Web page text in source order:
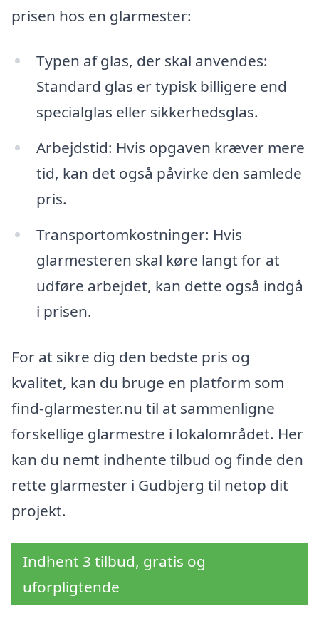
prisen hos en glarmester:
Typen af glas, der skal anvendes:
Standard glas er typisk billigere end
specialglas eller sikkerhedsglas.
Arbejdstid: Hvis opgaven kræver mere
tid, kan det også påvirke den samlede
pris.
Transportomkostninger: Hvis
glarmesteren skal køre langt for at
udføre arbejdet, kan dette også indgå
i prisen.
For at sikre dig den bedste pris og
kvalitet, kan du bruge en platform som
find-glarmester.nu til at sammenligne
forskellige glarmestre i lokalområdet. Her
kan du nemt indhente tilbud og finde den
rette glarmester i Gudbjerg til netop dit
projekt.
Indhent 3 tilbud, gratis og
uforpligtende